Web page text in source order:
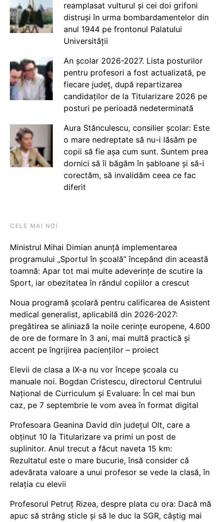
reamplasat vulturul și cei doi grifoni
distruși în urma bombardamentelor din
anul 1944 pe frontonul Palatului
Universității
An școlar 2026-2027. Lista posturilor
pentru profesori a fost actualizată, pe
fiecare județ, după repartizarea
candidaților de la Titularizare 2026 pe
posturi pe perioadă nedeterminată
Aura Stănculescu, consilier școlar: Este
o mare nedreptate să nu-i lăsăm pe
copii să fie așa cum sunt. Suntem prea
dornici să îi băgăm în șabloane și să-i
corectăm, să invalidăm ceea ce fac
diferit
CELE MAI NOI
Ministrul Mihai Dimian anunță implementarea
programului „Sportul în școală” începând din această
toamnă: Apar tot mai multe adeverințe de scutire la
Sport, iar obezitatea în rândul copiilor a crescut
Noua programă școlară pentru calificarea de Asistent
medical generalist, aplicabilă din 2026-2027:
pregătirea se aliniază la noile cerințe europene, 4.600
de ore de formare în 3 ani, mai multă practică și
accent pe îngrijirea pacienților – proiect
Elevii de clasa a IX-a nu vor începe școala cu
manuale noi. Bogdan Cristescu, directorul Centrului
Național de Curriculum și Evaluare: În cel mai bun
caz, pe 7 septembrie le vom avea în format digital
Profesoara Geanina David din județul Olt, care a
obținut 10 la Titularizare va primi un post de
suplinitor. Anul trecut a făcut naveta 15 km:
Rezultatul este o mare bucurie, însă consider că
adevărata valoare a unui profesor se vede la clasă, în
relația cu elevii
Profesorul Petruț Rizea, despre plata cu ora: Dacă mă
apuc să strâng sticle și să le duc la SGR, câștig mai